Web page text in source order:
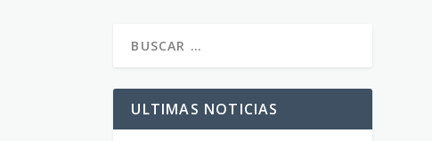
ULTIMAS NOTICIAS